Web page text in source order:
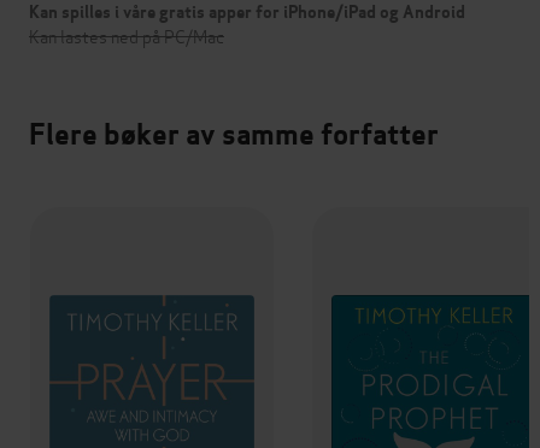
Kan spilles i våre gratis apper for iPhone/iPad og Android
Kan lastes ned på PC/Mac
Flere bøker av samme forfatter